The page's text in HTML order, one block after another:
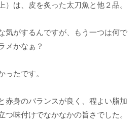
）は、皮を炙った太刀魚と他２品。
気がするんですが、もう一つは何で
メかなぁ？
ったです。
赤身のバランスが良く、程よい脂加
つ味付けでなかなかの旨さでした。